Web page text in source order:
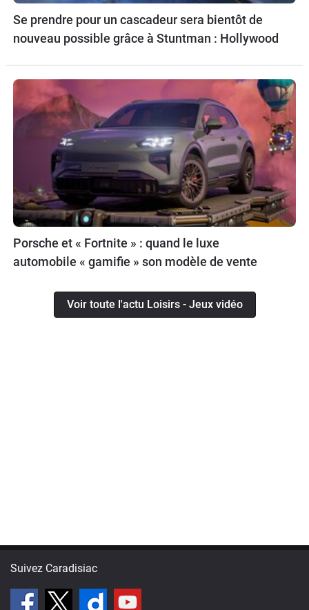
Se prendre pour un cascadeur sera bientôt de
nouveau possible grâce à Stuntman : Hollywood
Porsche et « Fortnite » : quand le luxe
automobile « gamifie » son modèle de vente
Voir toute l'actu Loisirs - Jeux vidéo
Suivez Caradisiac